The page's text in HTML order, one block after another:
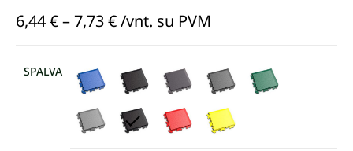
6,44€–7,73€/vnt. su PVM
SPALVA